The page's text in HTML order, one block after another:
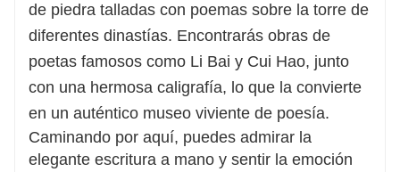
de piedra talladas con poemas sobre la torre de
diferentes dinastías. Encontrarás obras de
poetas famosos como Li Bai y Cui Hao, junto
con una hermosa caligrafía, lo que la convierte
en un auténtico museo viviente de poesía.
Caminando por aquí, puedes admirar la
elegante escritura a mano y sentir la emoción